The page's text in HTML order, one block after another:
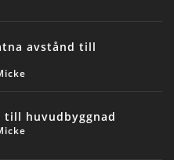
avstånd till
till huvudbyggnad